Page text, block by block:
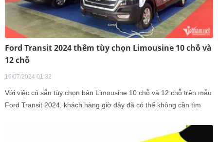
Ford Transit 2024 thêm tùy chọn Limousine 10 chỗ và
12 chỗ
16/07/2024 01:32
Với việc có sẵn tùy chọn bản Limousine 10 chỗ và 12 chỗ trên mẫu
Ford Transit 2024, khách hàng giờ đây đã có thể không cần tìm